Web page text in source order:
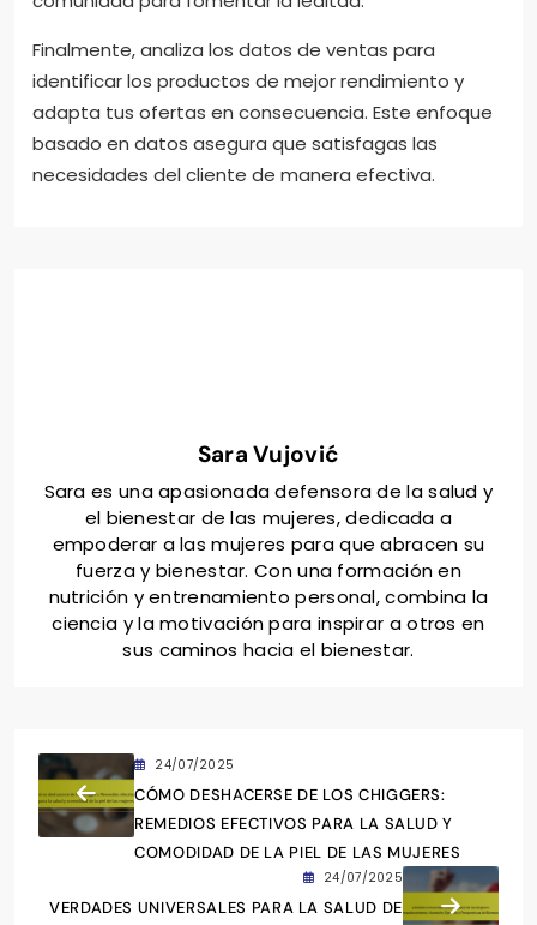
Finalmente, analiza los datos de ventas para
identificar los productos de mejor rendimiento y
adapta tus ofertas en consecuencia. Este enfoque
basado en datos asegura que satisfagas las
necesidades del cliente de manera efectiva.
Sara Vujović
Sara es una apasionada defensora de la salud y
el bienestar de las mujeres, dedicada a
empoderar a las mujeres para que abracen su
fuerza y bienestar. Con una formación en
nutrición y entrenamiento personal, combina la
ciencia y la motivación para inspirar a otros en
sus caminos hacia el bienestar.
24/07/2025
CÓMO DESHACERSE DE LOS CHIGGERS:
REMEDIOS EFECTIVOS PARA LA SALUD Y
COMODIDAD DE LA PIEL DE LAS MUJERES
24/07/2025
VERDADES UNIVERSALES PARA LA SALUD DE